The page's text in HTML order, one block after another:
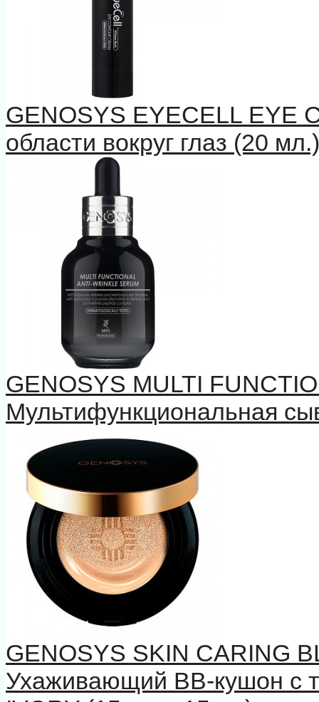
GENOSYS EYECELL EYE
области вокруг глаз (20 мл.)
GENOSYS MULTI
Мультифункциональная
GENOSYS SKIN CARING
Ухаживающий BB-кушон с